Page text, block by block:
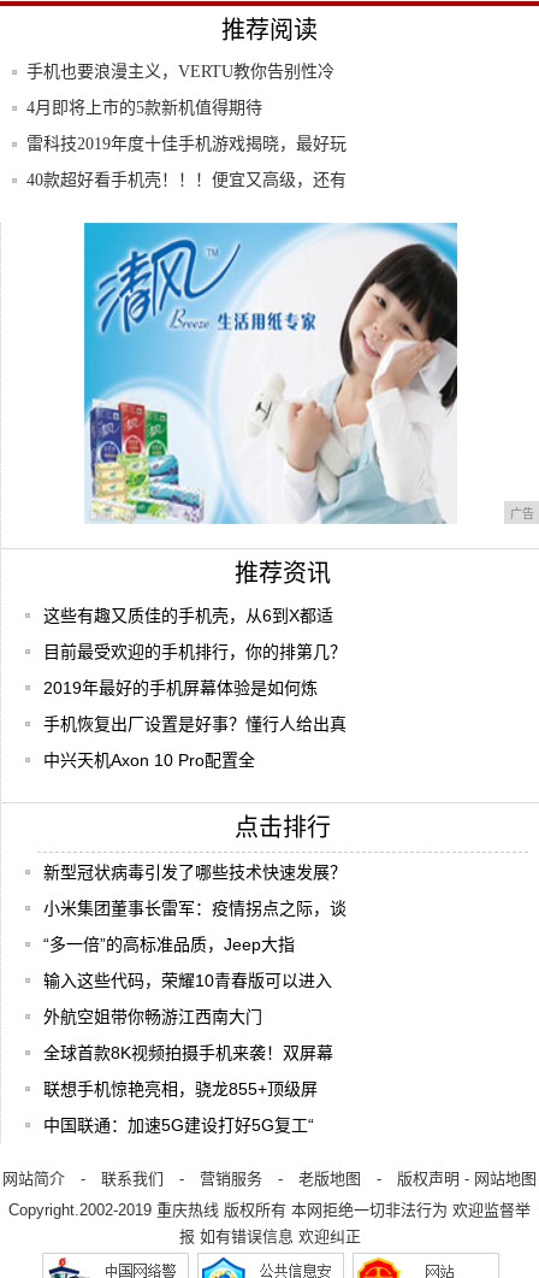
推荐阅读
手机也要浪漫主义，VERTU教你告别性冷
淡
4月即将上市的5款新机值得期待
雷科技2019年度十佳手机游戏揭晓，最好玩
的
40款超好看手机壳！！！便宜又高级，还有
247万+直升机快递！Vertu限量版手机发
广告
推荐资讯
这些有趣又质佳的手机壳，从6到X都适
目前最受欢迎的手机排行，你的排第几？
2019年最好的手机屏幕体验是如何炼
手机恢复出厂设置是好事？懂行人给出真
中兴天机Axon 10 Pro配置全
点击排行
新型冠状病毒引发了哪些技术快速发展？
小米集团董事长雷军：疫情拐点之际，谈
“多一倍”的高标准品质，Jeep大指
输入这些代码，荣耀10青春版可以进入
外航空姐带你畅游江西南大门
全球首款8K视频拍摄手机来袭！双屏幕
联想手机惊艳亮相，骁龙855+顶级屏
中国联通：加速5G建设打好5G复工“
网站简介 - 联系我们 - 营销服务 - 老版地图 - 版权声明 - 网站地图
Copyright.2002-2019 重庆热线 版权所有 本网拒绝一切非法行为 欢迎监督举
报 如有错误信息 欢迎纠正